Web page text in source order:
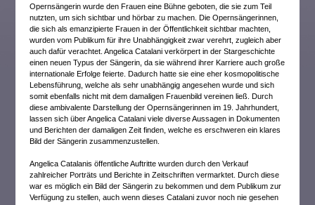
Opernsängerin wurde den Frauen eine Bühne geboten, die sie zum Teil
nutzten, um sich sichtbar und hörbar zu machen. Die Opernsängerinnen,
die sich als emanzipierte Frauen in der Öffentlichkeit sichtbar machten,
wurden vom Publikum für ihre Unabhängigkeit zwar verehrt, zugleich aber
auch dafür verachtet. Angelica Catalani verkörpert in der Stargeschichte
einen neuen Typus der Sängerin, da sie während ihrer Karriere auch große
internationale Erfolge feierte. Dadurch hatte sie eine eher kosmopolitische
Lebensführung, welche als sehr unabhängig angesehen wurde und sich
somit ebenfalls nicht mit dem damaligen Frauenbild vereinen ließ. Durch
diese ambivalente Darstellung der Opernsängerinnen im 19. Jahrhundert,
lassen sich über Angelica Catalani viele diverse Aussagen in Dokumenten
und Berichten der damaligen Zeit finden, welche es erschweren ein klares
Bild der Sängerin zusammenzustellen.
Angelica Catalanis öffentliche Auftritte wurden durch den Verkauf
zahlreicher Porträts und Berichte in Zeitschriften vermarktet. Durch diese
war es möglich ein Bild der Sängerin zu bekommen und dem Publikum zur
Verfügung zu stellen, auch wenn dieses Catalani zuvor noch nie gesehen